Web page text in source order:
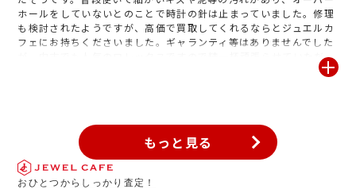
ホールをしていないとのことで時計の針は止まっていました。修理
も検討されたようですが、高価で買取してくれるならとジュエルカ
フェにお持ちくださいました。ギャランティ等はありませんでした
が、中古でも人気のロレックスですので精一杯頑張らせていただ
き、買取価格に喜んでいただけました。ロレックス買取キャンペー
もっと見る
おひとつからしっかり査定！